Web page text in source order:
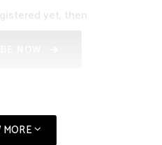
yet, then